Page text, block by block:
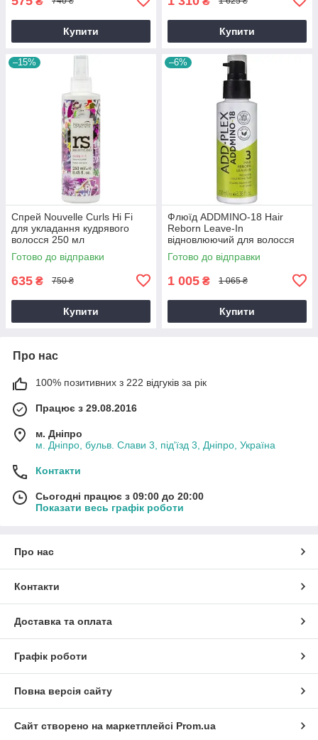
Купити Купити
–15%
Спрей Nouvelle Curls Hi Fi
для укладання кудрявого
волосся 250 мл
Готово до відправки
635 ₴ 750 ₴
Купити
–6%
Флюїд ADDMINO-18 Hair
Reborn Leave-In
відновлюючий для волосся
100 мл
Готово до відправки
1 005 ₴ 1 065 ₴
Купити
Про нас
100% позитивних з 222 відгуків за рік
Працює з 29.08.2016
м. Дніпро
м. Дніпро, бульв. Слави 3, під'їзд 3, Дніпро, Україна
Контакти
Сьогодні працює з 09:00 до 20:00
Показати весь графік роботи
Про нас
Контакти
Доставка та оплата
Графік роботи
Повна версія сайту
Сайт створено на маркетплейсі Prom.ua